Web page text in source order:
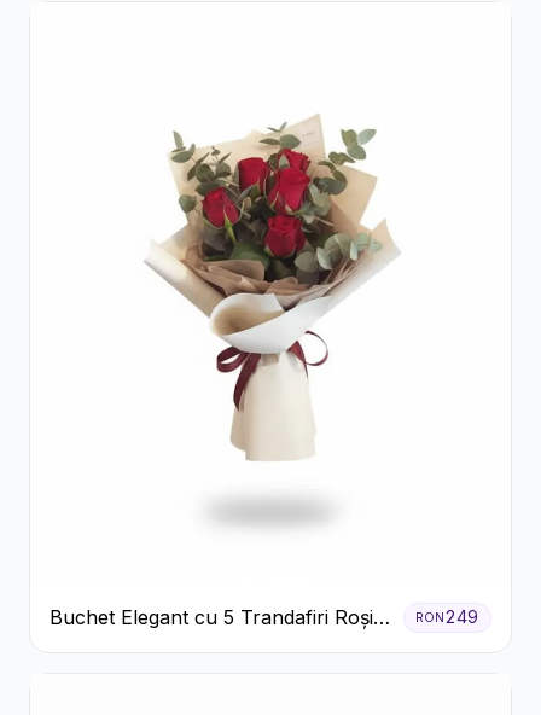
Buchet Elegant cu 5 Trandafiri Roșii
și Eucalipt
RON249